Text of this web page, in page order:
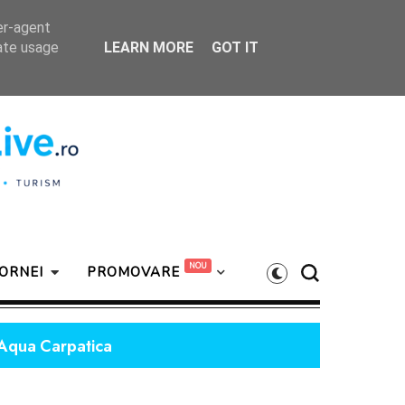
PROMOVARE
agent
usage
LEARN MORE GOT IT